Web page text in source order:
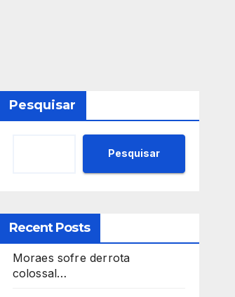
Pesquisar
Pesquisar
Recent Posts
Moraes sofre derrota
colossal…